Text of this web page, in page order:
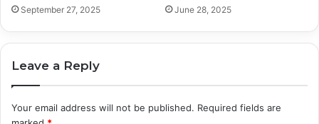
September 27, 2025 June 28, 2025
Leave a Reply
Your email address will not be published. Required fields are